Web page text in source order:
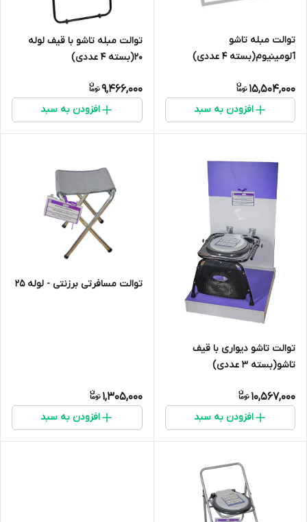
توالت مبله تاشو
آلومینیوم(بسته 4 عددی)
15,504,000
افزودن به سبد
توالت مبله تاشو با قیف لوله
20(بسته 4 عددی)
9,466,000
افزودن به سبد
توالت تاشو دیواری با قیف
تاشو(بسته 3 عددی)
10,567,000
افزودن به سبد
توالت مسافرتی برزنتی - لوله 25
1,305,000
افزودن به سبد